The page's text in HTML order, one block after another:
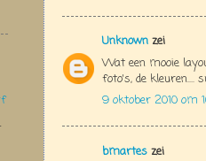
Unknown zei
Wat een mooie
foto's, de kleuren....
9 oktober 2010 om
bmartes zei